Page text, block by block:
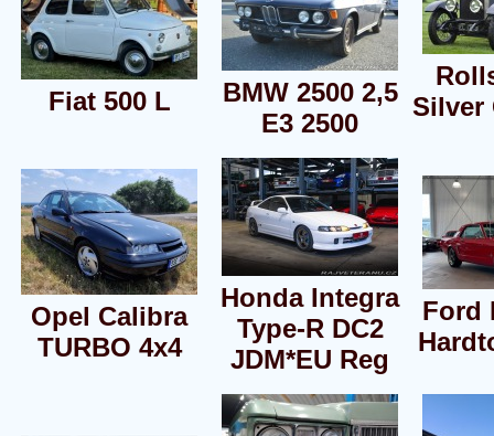
Fiat 500 L
BMW 2500 2,5
E3 2500
Silver
Opel Calibra
TURBO 4x4
Honda Integra
Type-R DC2
JDM*EU Reg
Ford